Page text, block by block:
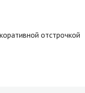
отстрочкой